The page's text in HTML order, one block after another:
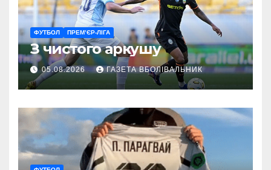
ФУТБОЛ ПРЕМ’ЄР-ЛІГА
З чистого аркушу
05.08.2026 ГАЗЕТА ВБОЛІВАЛЬНИК